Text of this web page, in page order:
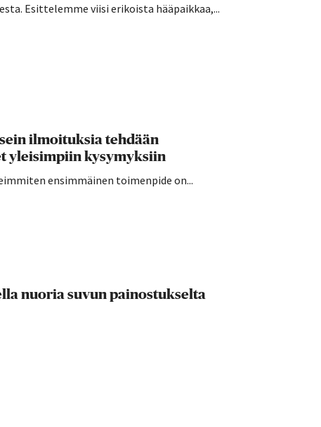
Esittelemme viisi erikoista hääpaikkaa,...
ilmoituksia tehdään
yleisimpiin kysymyksiin
ensimmäinen toimenpide on...
nuoria suvun painostukselta